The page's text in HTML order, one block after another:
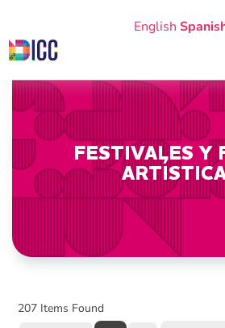
English
FESTIVALES Y
207 Items Found